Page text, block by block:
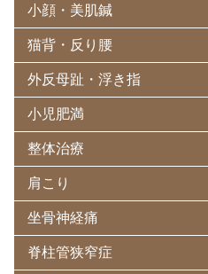
小顔・美肌鍼
猫背・反り腰
外反母趾・浮き指
小児肥満
整体治療
肩こり
坐骨神経痛
脊柱管狭窄症